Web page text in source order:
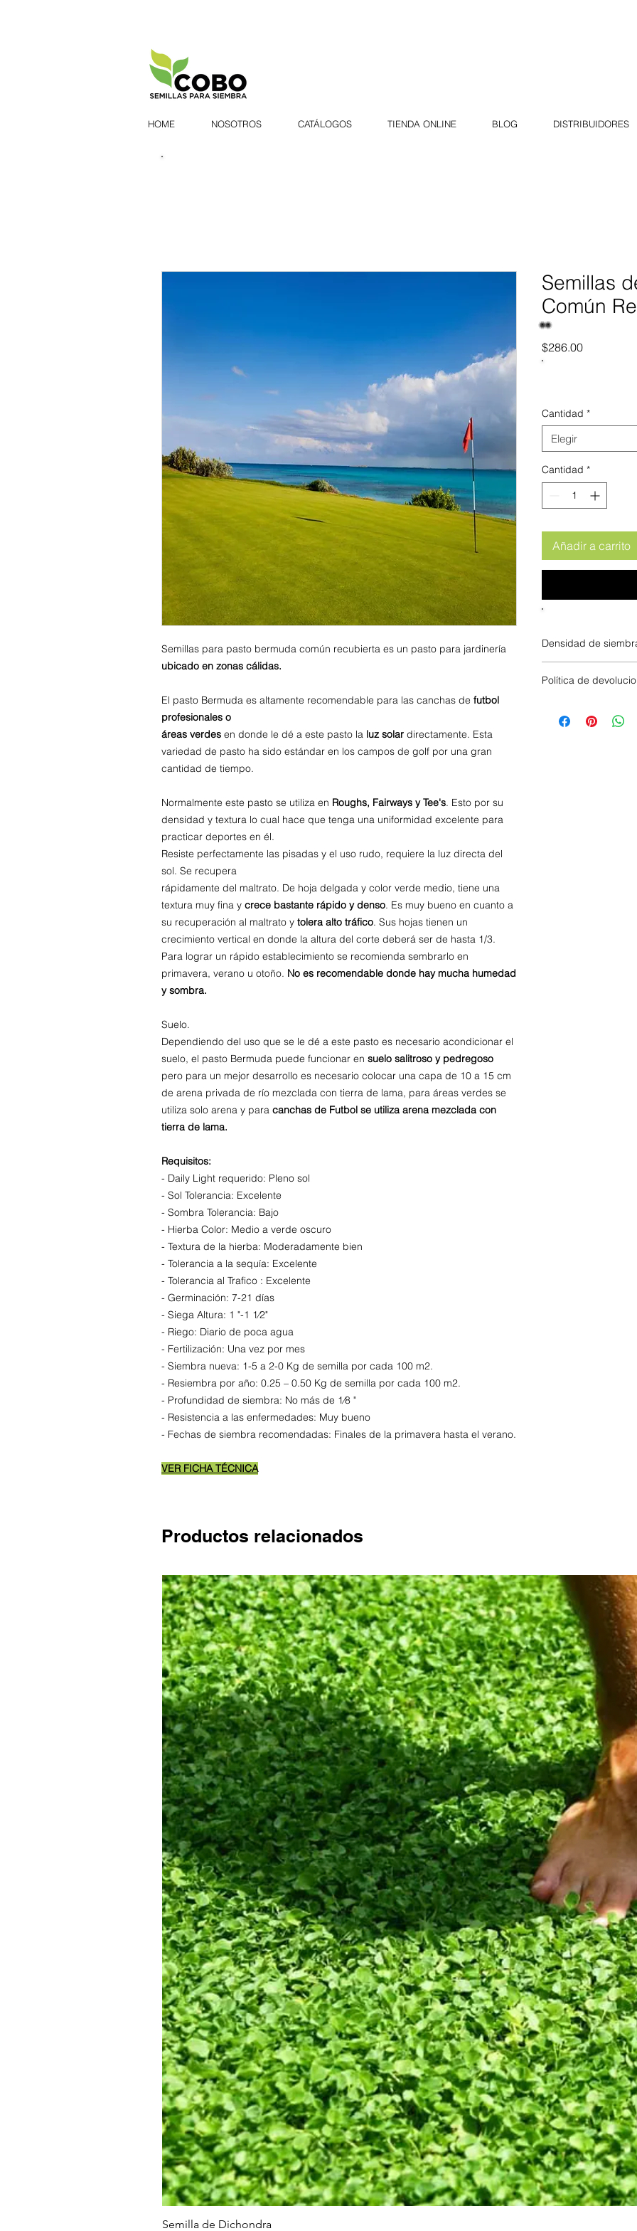
HOME NOSOTROS CATÁLOGOS TIENDA ONLINE BLOG DISTRIBUIDORES
Semillas para pasto bermuda común recubierta es un pasto para jardinería
ubicado en zonas cálidas.
El pasto Bermuda es altamente recomendable para las canchas de futbol
profesionales o
áreas verdes en donde le dé a este pasto la luz solar directamente. Esta
variedad de pasto ha sido estándar en los campos de golf por una gran
cantidad de tiempo.
Normalmente este pasto se utiliza en Roughs, Fairways y Tee's. Esto por su
densidad y textura lo cual hace que tenga una uniformidad excelente para
practicar deportes en él.
Resiste perfectamente las pisadas y el uso rudo, requiere la luz directa del
sol. Se recupera
rápidamente del maltrato. De hoja delgada y color verde medio, tiene una
textura muy fina y crece bastante rápido y denso. Es muy bueno en cuanto a
su recuperación al maltrato y tolera alto tráfico. Sus hojas tienen un
crecimiento vertical en donde la altura del corte deberá ser de hasta 1/3.
Para lograr un rápido establecimiento se recomienda sembrarlo en
primavera, verano u otoño. No es recomendable donde hay mucha humedad
y sombra.
Suelo.
Dependiendo del uso que se le dé a este pasto es necesario acondicionar el
suelo, el pasto Bermuda puede funcionar en suelo salitroso y pedregoso
pero para un mejor desarrollo es necesario colocar una capa de 10 a 15 cm
de arena privada de río mezclada con tierra de lama, para áreas verdes se
utiliza solo arena y para canchas de Futbol se utiliza arena mezclada con
tierra de lama.
Requisitos:
- Daily Light requerido: Pleno sol
- Sol Tolerancia: Excelente
- Sombra Tolerancia: Bajo
- Hierba Color: Medio a verde oscuro
- Textura de la hierba: Moderadamente bien
- Tolerancia a la sequía: Excelente
- Tolerancia al Trafico : Excelente
- Germinación: 7-21 días
- Siega Altura: 1 "-1 1⁄2"
- Riego: Diario de poca agua
- Fertilización: Una vez por mes
- Siembra nueva: 1-5 a 2-0 Kg de semilla por cada 100 m2.
- Resiembra por año: 0.25 – 0.50 Kg de semilla por cada 100 m2.
- Profundidad de siembra: No más de 1⁄8 "
- Resistencia a las enfermedades: Muy bueno
- Fechas de siembra recomendadas: Finales de la primavera hasta el verano.
VER FICHA TÉCNICA
Semillas
Común
$286.00Precio
Cantidad *
Elegir
Cantidad *
Añadir a carrito
Densidad de
80 mts2 x kg
Política de
horas desde la
Productos relacionados
Semilla de Dichondra